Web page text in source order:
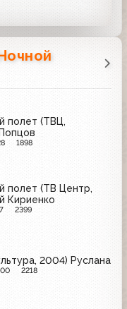
полет (ТВЦ,
1898
полет (ТВ Центр,
Кириенко
2399
2004) Руслана
2218